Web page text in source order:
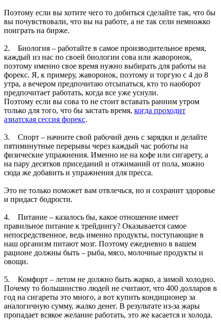
Поэтому если вы хотите чего то добиться сделайте так, что бы
вы почувствовали, что вы на работе, а не так сели немножко
поиграть на бирже.
2. Биология – работайте в самое производительное время,
каждый из нас по своей биологии сова или жаворонок,
поэтому именно свое время нужно выбирать для работы на
форекс. Я, к примеру, жаворонок, поэтому и торгую с 4 до 8
утра, а вечером предпочитаю отсыпаться, кто то наоборот
предпочитает работать, когда все уже уснули.
Поэтому если вы сова то не стоит вставать ранним утром
только для того, что бы застать время, когда проходит
азиатская сессия форекс.
3. Спорт – начните свой рабочий день с зарядки и делайте
пятиминутные перерывы через каждый час роботы на
физические упражнения. Именно не на кофе или сигарету, а
на пару десятков приседаний и отжиманий от пола, можно
сюда же добавить и упражнения для пресса.
Это не только поможет вам отвлечься, но и сохранит здоровье
и придаст бодрости.
4. Питание – казалось бы, какое отношение имеет
правильное питание к трейдингу? Оказывается самое
непосредственное, ведь именно продукты, поступающие в
наш организм питают мозг. Поэтому ежедневно в вашем
рационе должны быть – рыба, мясо, молочные продукты и
овощи.
5. Комфорт – летом не должно быть жарко, а зимой холодно.
Почему то большинство людей не считают, что 400 долларов в
год на сигареты это много, а вот купить кондиционер за
аналогичную сумму, жалко денег. В результате из-за жары
пропадает всякое желание работать, это же касается и холода.